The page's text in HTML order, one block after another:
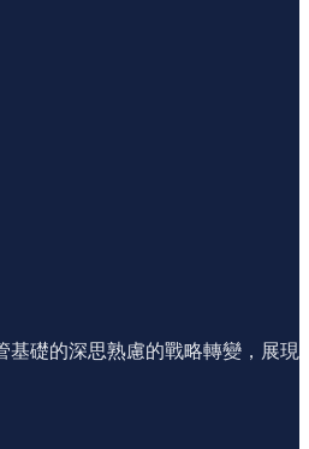
礎的深思熟慮的戰略轉變，展現